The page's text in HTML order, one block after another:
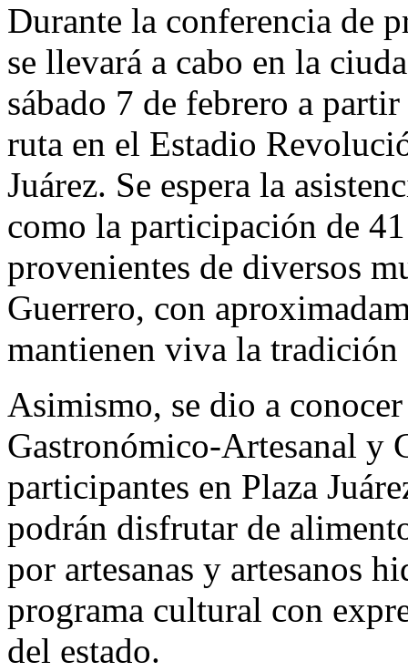
Durante la conferencia de
se llevará a cabo en la
sábado 7 de febrero a
ruta en el Estadio
Juárez. Se espera la
como la participación de
provenientes de diversos
Guerrero, con
mantienen viva la tradición
Asimismo, se dio a
Gastronómico-Artesanal y
participantes en Plaza
podrán disfrutar de
por artesanas y artesanos
programa cultural con
del estado.